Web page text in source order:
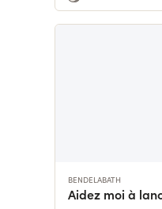
BENDELABATH